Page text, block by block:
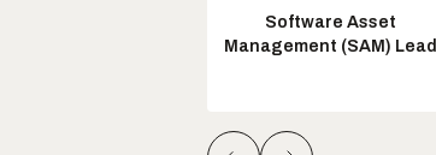
Software Asset
Management (SAM) Lead